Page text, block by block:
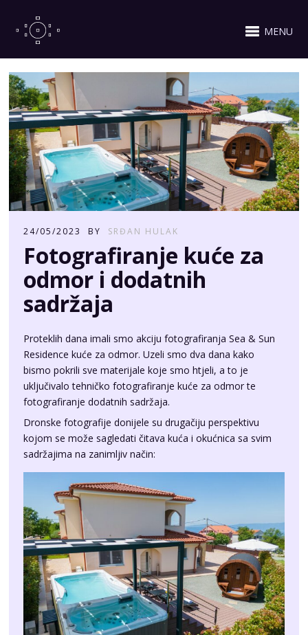
MENU
24/05/2023 BY SRĐAN HULAK
Fotografiranje kuće za
odmor i dodatnih
sadržaja
Proteklih dana imali smo akciju fotografiranjaSea & Sun
Residence kuće za odmor. Uzeli smo dva dana kako
bismo pokrili sve materijale koje smo htjeli, a to je
uključivalo tehničko fotografiranje kuće za odmor te
fotografiranje dodatnih sadržaja.
Dronske fotografije donijele su drugačiju perspektivu
kojom se može sagledati čitava kuća i okućnica sa svim
sadržajima na zanimljiv način: